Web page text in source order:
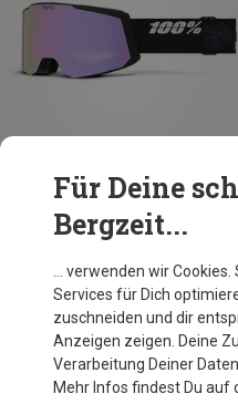
Du sparst 49%
Für Deine
Bergzeit...
… verwenden wir
Services für Dich
zuschneiden und dir
Anzeigen zeigen. Deine
Verarbeitung Deiner
Mehr Infos findest Du auf